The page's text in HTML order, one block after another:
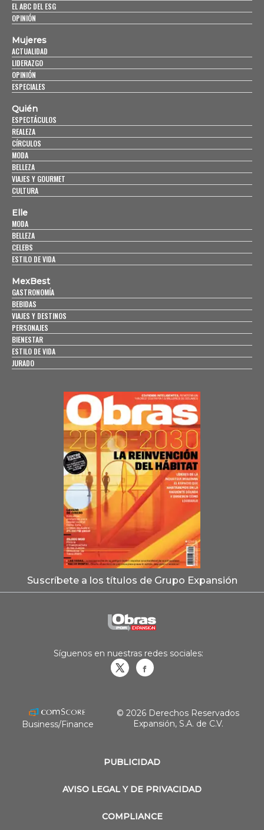
EL ABC DEL ESG
OPINIÓN
Mujeres
ACTUALIDAD
LIDERAZGO
OPINIÓN
ESPECIALES
Quién
ESPECTÁCULOS
REALEZA
CÍRCULOS
MODA
BELLEZA
VIAJES Y GOURMET
CULTURA
Elle
MODA
BELLEZA
CELEBS
ESTILO DE VIDA
MexBest
GASTRONOMÍA
BEBIDAS
VIAJES Y DESTINOS
PERSONAJES
BIENESTAR
ESTILO DE VIDA
JURADO
Suscríbete a los títulos de Grupo Expansión
PUBLICIDAD
AVISO LEGAL Y DE PRIVACIDAD
COMPLIANCE
Síguenos en nuestras redes sociales:
Business/Finance
© 2026 Derechos Reservados
Expansión, S.A. de C.V.